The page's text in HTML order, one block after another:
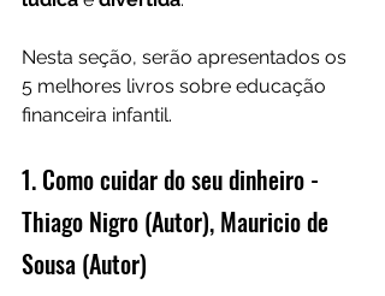
Nesta seção, serão apresentados os
5 melhores livros sobre educação
financeira infantil.
1. Como cuidar do seu dinheiro -
Thiago Nigro (Autor), Mauricio de
Sousa (Autor)